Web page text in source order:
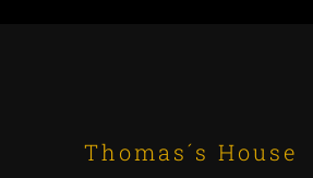
Thomas´s House